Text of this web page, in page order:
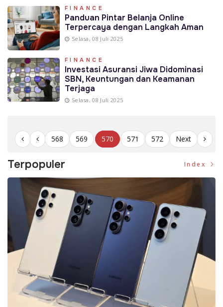
FINANCE
Panduan Pintar Belanja Online
Terpercaya dengan Langkah Aman
Selasa, 08 Juli 2025
FINANCE
Investasi Asuransi Jiwa Didominasi
SBN, Keuntungan dan Keamanan
Terjaga
Selasa, 08 Juli 2025
568 569 570 571 572 Next
Terpopuler Index